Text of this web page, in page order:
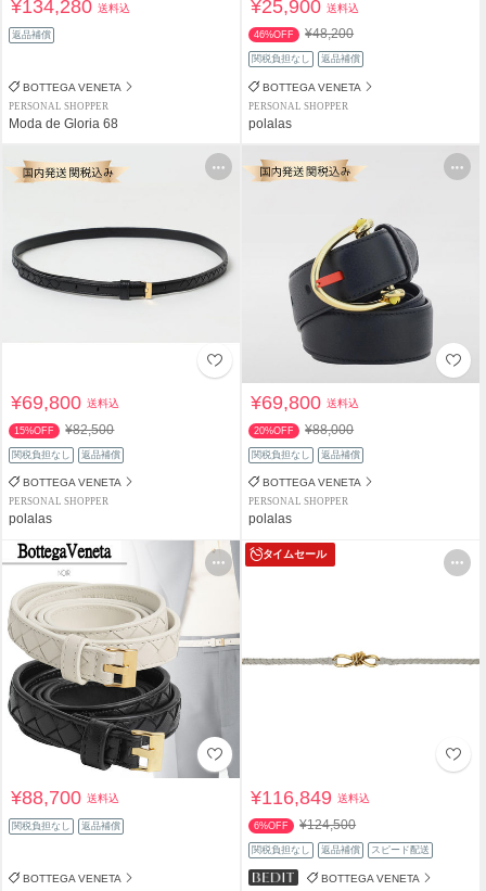
¥134,280送料込
返品補償
BOTTEGA VENETA
PERSONAL SHOPPER
Moda de Gloria 68
¥25,900送料込
46%OFF ¥48,200
関税負担なし 返品補償
BOTTEGA VENETA
PERSONAL SHOPPER
polalas
¥69,800送料込
15%OFF ¥82,500
関税負担なし 返品補償
BOTTEGA VENETA
PERSONAL SHOPPER
polalas
¥69,800送料込
20%OFF ¥88,000
関税負担なし 返品補償
BOTTEGA VENETA
PERSONAL SHOPPER
polalas
¥88,700送料込
関税負担なし 返品補償
BOTTEGA VENETA
タイムセール
¥116,849送料込
6%OFF ¥124,500
関税負担なし 返品補償 スピード配送
BOTTEGA VENETA